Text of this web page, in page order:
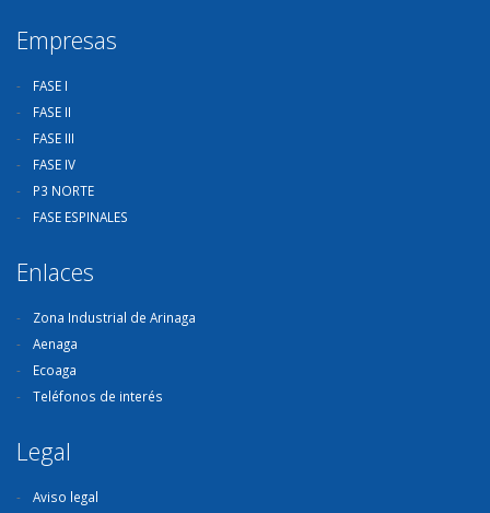
Empresas
FASE I
FASE II
FASE III
FASE IV
P3 NORTE
FASE ESPINALES
Enlaces
Zona Industrial de Arinaga
Aenaga
Ecoaga
Teléfonos de interés
Legal
Aviso legal